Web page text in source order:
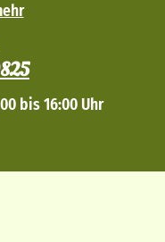
bis 16:00 Uhr